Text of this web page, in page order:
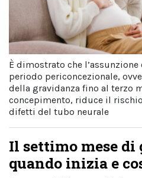
È dimostrato che
periodo periconcezionale,
della gravidanza fino al terzo
concepimento, riduce il
difetti del tubo neurale
Il settimo mese di
quando inizia e